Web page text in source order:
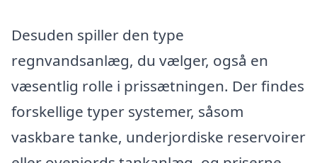
Desuden spiller den type
regnvandsanlæg, du vælger, også en
væsentlig rolle i prissætningen. Der findes
forskellige typer systemer, såsom
vaskbare tanke, underjordiske reservoirer